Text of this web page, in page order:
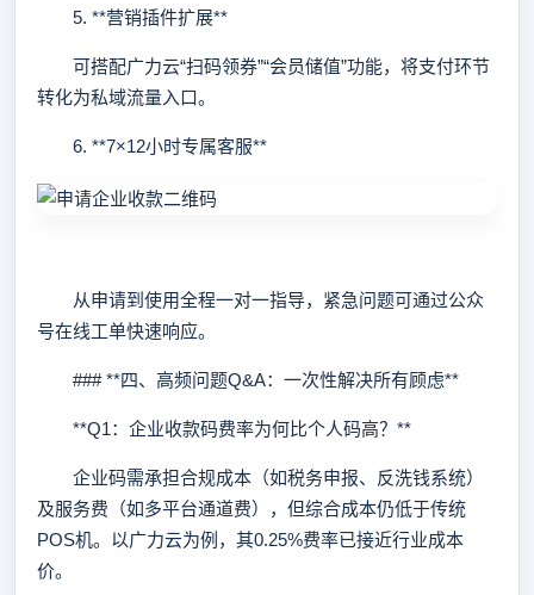
5. **营销插件扩展**
可搭配广力云“扫码领券”“会员储值”功能，将支付环节
转化为私域流量入口。
6. **7×12小时专属客服**
从申请到使用全程一对一指导，紧急问题可通过公众
号在线工单快速响应。
### **四、高频问题Q&A：一次性解决所有顾虑**
**Q1：企业收款码费率为何比个人码高？**
企业码需承担合规成本（如税务申报、反洗钱系统）
及服务费（如多平台通道费），但综合成本仍低于传统
POS机。以广力云为例，其0.25%费率已接近行业成本
价。